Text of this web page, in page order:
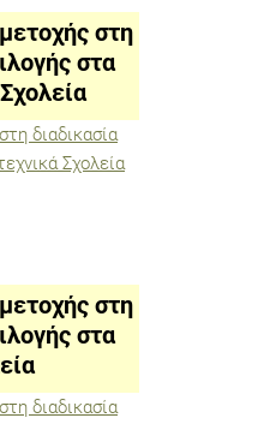
στη
στα
διαδικασία
Σχολεία
στη
στα
διαδικασία